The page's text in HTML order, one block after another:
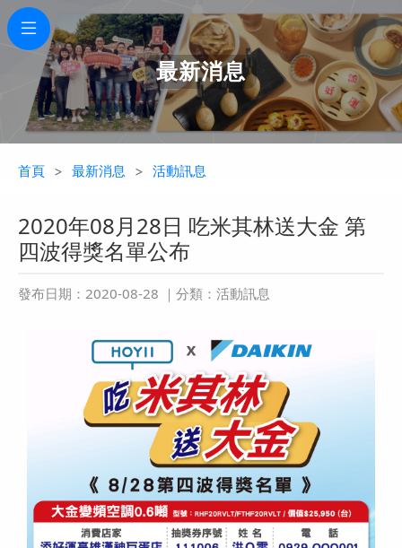
最新消息
首頁 最新消息 活動訊息
2020年08月28日 吃米其林送大金 第
四波得獎名單公布
發布日期：2020-08-28 ｜分類：活動訊息